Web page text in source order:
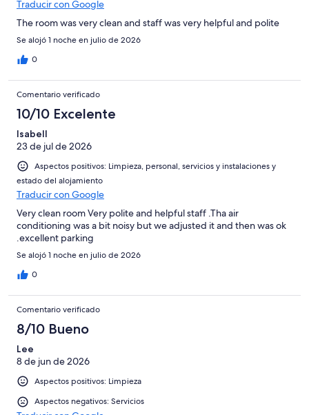
Traducir con Google
The room was very clean and staff was very helpful and polite
Se alojó 1 noche en julio de 2026
0
Comentario verificado
10/10 Excelente
Isabell
23 de jul de 2026
Aspectos positivos: Limpieza, personal, servicios y instalaciones y
estado del alojamiento
Traducir con Google
Very clean room Very polite and helpful staff .Tha air
conditioning was a bit noisy but we adjusted it and then was ok
.excellent parking
Se alojó 1 noche en julio de 2026
0
Comentario verificado
8/10 Bueno
Lee
8 de jun de 2026
Aspectos positivos: Limpieza
Aspectos negativos: Servicios